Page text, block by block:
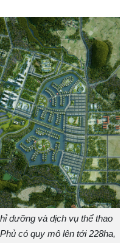
dưỡng và dịch vụ thể thao
có quy mô lên tới 228ha,